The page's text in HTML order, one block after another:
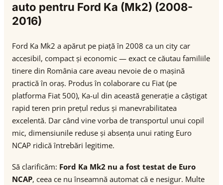
auto pentru Ford Ka (Mk2) (2008-
2016)
Ford Ka Mk2 a apărut pe piață în 2008 ca un city car
accesibil, compact și economic — exact ce căutau familiile
tinere din România care aveau nevoie de o mașină
practică în oraș. Produs în colaborare cu Fiat (pe
platforma Fiat 500), Ka-ul din această generație a câștigat
rapid teren prin prețul redus și manevrabilitatea
excelentă. Dar când vine vorba de transportul unui copil
mic, dimensiunile reduse și absența unui rating Euro
NCAP ridică întrebări legitime.
Să clarificăm: Ford Ka Mk2 nu a fost testat de Euro
NCAP, ceea ce nu înseamnă automat că e nesigur. Multe